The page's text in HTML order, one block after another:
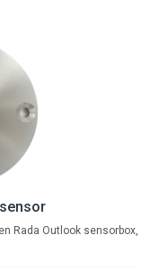
Rada Outlook sensorbox,